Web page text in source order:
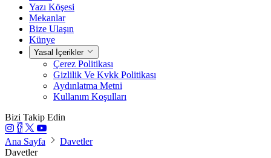
Yazı Köşesi
Mekanlar
Bize Ulaşın
Künye
Yasal İçerikler
Çerez Politikası
Gizlilik Ve Kvkk Politikası
Aydınlatma Metni
Kullanım Koşulları
Bizi Takip Edin
Ana Sayfa
Davetler
Davetler